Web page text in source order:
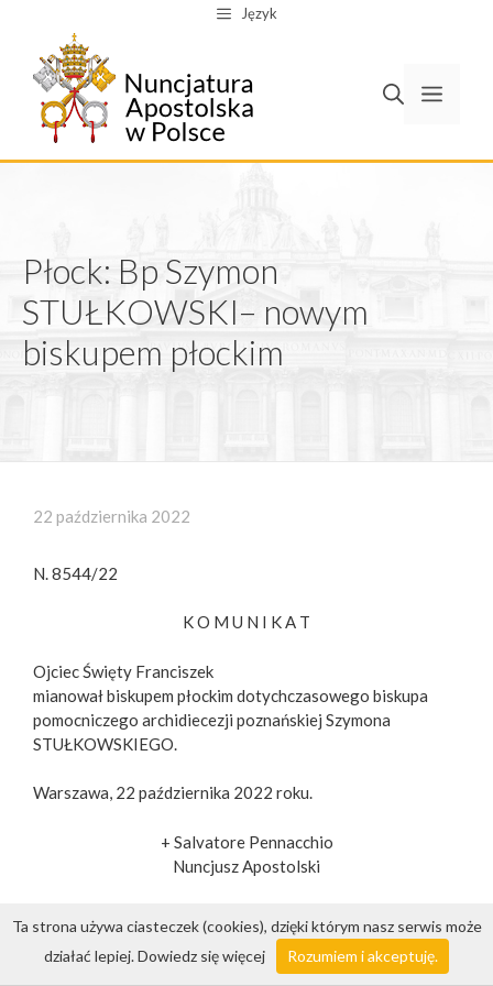
treści
Język
Płock: Bp Szymon
STUŁKOWSKI– nowym
biskupem płockim
22 października 2022
N. 8544/22
K O M U N I K A T
Ojciec Święty Franciszek
mianował biskupem płockim dotychczasowego biskupa
pomocniczego archidiecezji poznańskiej Szymona
STUŁKOWSKIEGO.
Warszawa, 22 października 2022 roku.
+ Salvatore Pennacchio
Nuncjusz Apostolski
© 2026 Nuncjatura Apostolska w Polsce
Ta strona używa ciasteczek (cookies), dzięki którym nasz serwis może
działać lepiej.Dowiedz się więcej Rozumiem i akceptuję.